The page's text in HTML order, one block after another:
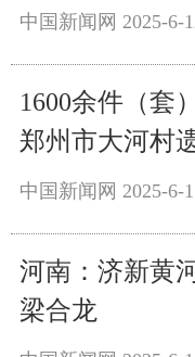
中国新闻网 2025-6-
1600余件（套
郑州市大河村
中国新闻网 2025-6-
河南：济新黄
梁合龙